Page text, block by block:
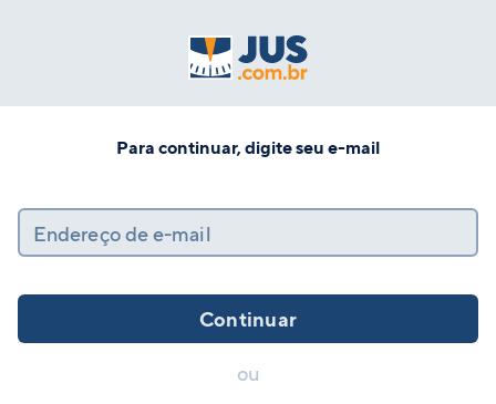
Para continuar, digite seu e-mail
Endereço de e-mail
Continuar
ou